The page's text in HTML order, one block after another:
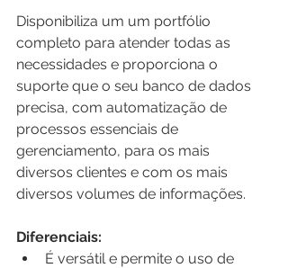
Disponibiliza um um portfólio
completo para atender todas as
necessidades e proporciona o
suporte que o seu banco de dados
precisa, com automatização de
processos essenciais de
gerenciamento, para os mais
diversos clientes e com os mais
diversos volumes de informações.
Diferenciais:
É versátil e permite o uso de